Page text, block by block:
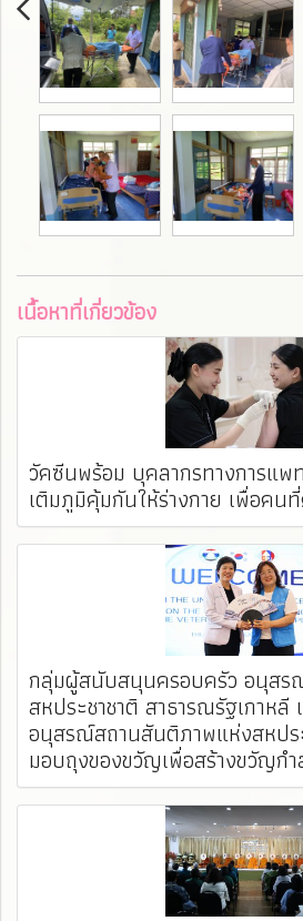
เนื้อหาที่เกี่ยวข้อง
วัคซีนพร้อม บุคลากรทางการแ
เติมภูมิคุ้มกันให้ร่างกาย เพื่อคน
กลุ่มผู้สนับสนุนครอบครัว อนุส
สหประชาชาติ สาธารณรัฐเกาหลี
อนุสรณ์สถานสันติภาพแห่งสหปร
มอบถุงของขวัญเพื่อสร้างขวัญกำ